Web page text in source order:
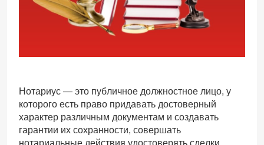
Нотариус — это публичное должностное лицо, у
которого есть право придавать достоверный
характер различным документам и создавать
гарантии их сохранности, совершать
нотариальные действия,удостоверять сделки,